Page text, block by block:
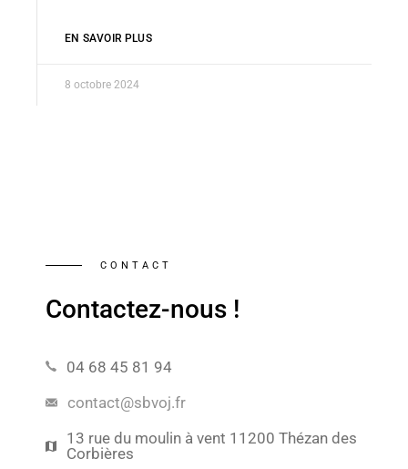
EN SAVOIR PLUS
8 octobre 2024
CONTACT
Contactez-nous !
04 68 45 81 94
contact@sbvoj.fr
13 rue du moulin à vent 11200 Thézan des
Corbières